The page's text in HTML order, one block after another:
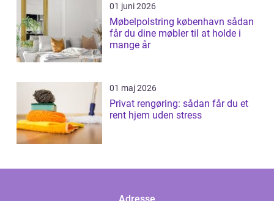
01 juni 2026
Møbelpolstring københavn sådan
får du dine møbler til at holde i
mange år
01 maj 2026
Privat rengøring: sådan får du et
rent hjem uden stress
Adresse